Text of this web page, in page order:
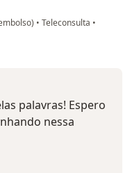
• Teleconsulta •
palavras! Espero
nessa